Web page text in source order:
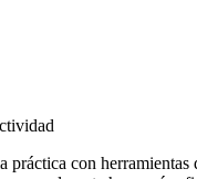
práctica con